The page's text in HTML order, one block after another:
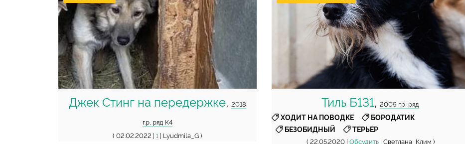
Джек Стинг на передержке, 2018
г.р, ряд К4
( 02.02.2022 |1 | Lyudmila_G )
Тиль Б131,2009 г.р, ряд
ХОДИТ НА ПОВОДКЕ, БОРОДАТИК,
БЕЗОБИДНЫЙ
ТЕРЬЕР
( 22.05.2020 | Обсудить| Светлана_Клим )